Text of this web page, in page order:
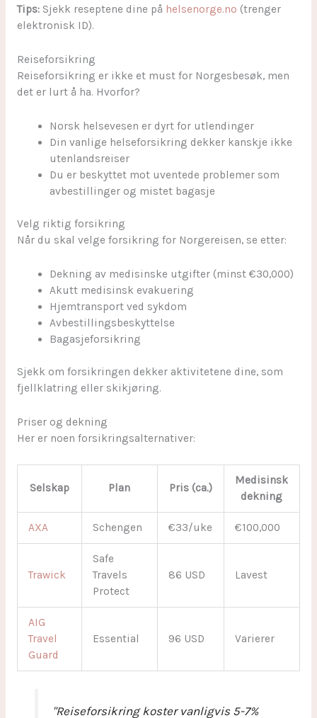
Tips:Sjekk reseptene dine på helsenorge.no (trenger
elektronisk ID).
Reiseforsikring
Reiseforsikring er ikke et must for Norgesbesøk, men
det er lurt å ha. Hvorfor?
Norsk helsevesen er dyrt for utlendinger
Din vanlige helseforsikring dekker kanskje ikke
utenlandsreiser
Du er beskyttet mot uventede problemer som
avbestillinger og mistet bagasje
Velg riktig forsikring
Når du skal velge forsikring for Norgereisen, se etter:
Dekning av medisinske utgifter (minst €30,000)
Akutt medisinsk evakuering
Hjemtransport ved sykdom
Avbestillingsbeskyttelse
Bagasjeforsikring
Sjekk om forsikringen dekker aktivitetene dine, som
fjellklatring eller skikjøring.
Priser og dekning
Her er noen forsikringsalternativer:
Selskap Plan Pris (ca.)
Medisinsk
dekning
AXA Schengen €33/uke €100,000
Trawick
Safe
Travels
Protect
86 USD Lavest
AIG
Travel
Guard
Essential 96 USD Varierer
"Reiseforsikring koster vanligvis 5-7%